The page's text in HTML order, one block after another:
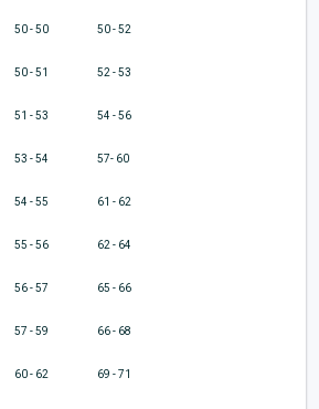
50 - 50 50 - 52
50 - 51 52 - 53
51 - 53 54 - 56
53 - 54 57- 60
54 - 55 61 - 62
55 - 56 62 - 64
56 - 57 65 - 66
57 - 59 66 - 68
60 - 62 69 - 71